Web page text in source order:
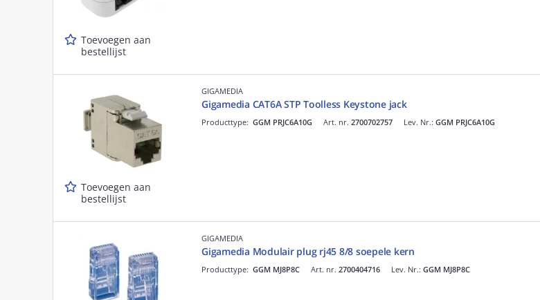
Toevoegen aan
bestellijst
Toevoegen aan
bestellijst
GIGAMEDIA
Gigamedia CAT6A STP Toolless Keystone jack
Art. nr. 2700702757
Producttype: GGM PRJC6A10G Lev. Nr.: GGM PRJC6A10G
GIGAMEDIA
Gigamedia Modulair plug rj45 8/8 soepele kern
Art. nr. 2700404716
Producttype: GGM MJ8P8C Lev. Nr.: GGM MJ8P8C